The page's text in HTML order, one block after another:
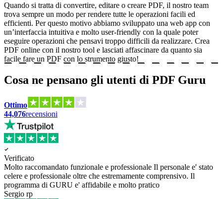
Quando si tratta di convertire, editare o creare PDF, il nostro team
trova sempre un modo per rendere tutte le operazioni facili ed
efficienti. Per questo motivo abbiamo sviluppato una web app con
un’interfaccia intuitiva e molto user-friendly con la quale poter
eseguire operazioni che pensavi troppo difficili da realizzare. Crea
PDF online con il nostro tool e lasciati affascinare da quanto sia
facile fare un PDF con lo strumento giusto!
Cosa ne pensano gli utenti di PDF Guru
Ottimo
44,076recensioni
Verificato
Molto raccomandato funzionale e professionale Il personale e' stato
celere e professionale oltre che estremamente comprensivo. Il
programma di GURU e' affidabile e molto pratico
Sergio rp